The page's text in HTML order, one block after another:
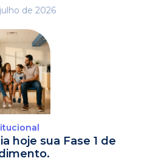
de 2026
hoje sua Fase 1 de